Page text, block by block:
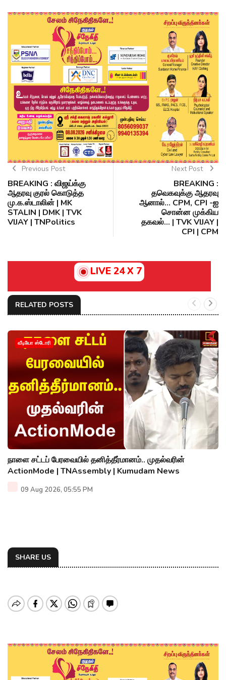
Previous Post
BREAKING : விஜய்க்கு
ஆதரவு குரல் கொடுத்த
மு.க.ஸ்டாலின் | MK
STALIN | DMK | TVK
VIJAY | TNPolitics
Next Post
BREAKING :
தவெகவுக்கு ஆதரவு
ஆனால்... CPM, CPI -ஐ
சொன்ன முக்கிய
தகவல்... | TVK VIJAY |
CPI | CPM
LIVE 24 X 7
RELATED POSTS
வீடியோ ஸ்டோரி
நாளை சட்டப் பேரவையில் தனித்தீர்மானம்.. முதல்வரின்
ActionMode | TNAssembly | Kumudam News
09 Aug 2026, 05:55 PM
SHARE US